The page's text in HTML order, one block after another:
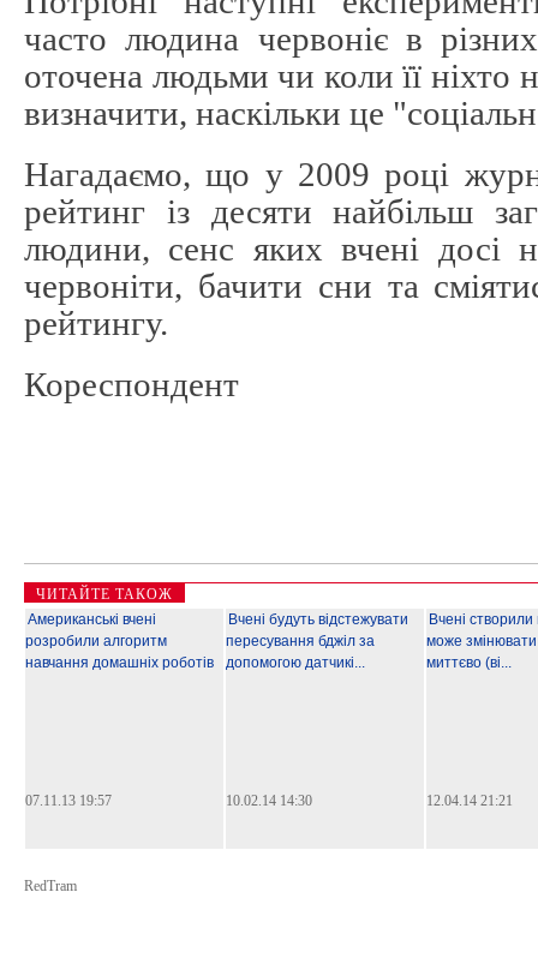
часто людина червоніє в
оточена людьми чи коли її ніхто
визначити, наскільки це
Нагадаємо, що у 2009 році
рейтинг із десяти найбільш
людини, сенс яких вчені досі
червоніти, бачити сни та
рейтингу.
Кореспондент
ЧИТАЙТЕ ТАКОЖ
Американські вчені
розробили алгоритм
навчання домашніх роботів
07.11.13 19:57
Вчені будуть відстежувати
пересування бджіл за
допомогою датчикі...
10.02.14 14:30
Вчені
може змінювати
миттєво (ві...
12.04.14 21:21
RedTram